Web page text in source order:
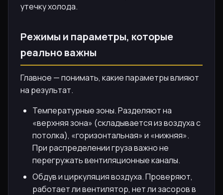
утечку холода.
Режимы и параметры, которые
реально важны
Главное — понимать, какие параметры влияют
на результат.
Температурные зоны. Разделяют на
«верхняя зона» (складывается из воздуха с
потолка), «горизонтальная» и «нижняя».
При распределении груза важно не
перегружать вентиляционные каналы.
Обдув и циркуляция воздуха. Проверяют,
работает ли вентилятор, нет ли засоров в